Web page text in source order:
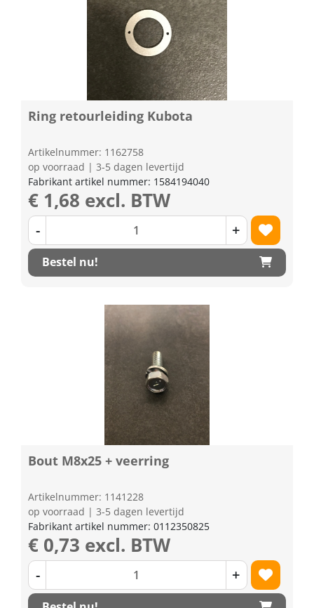
Ring retourleiding Kubota
Artikelnummer: 1162758
op voorraad | 3-5 dagen levertijd
Fabrikant artikel nummer: 1584194040
€ 1,68 excl. BTW
- +
Bestel nu!
Bout M8x25 + veerring
Artikelnummer: 1141228
op voorraad | 3-5 dagen levertijd
Fabrikant artikel nummer: 0112350825
€ 0,73 excl. BTW
- +